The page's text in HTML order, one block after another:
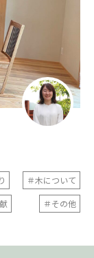
＃木について
＃その他